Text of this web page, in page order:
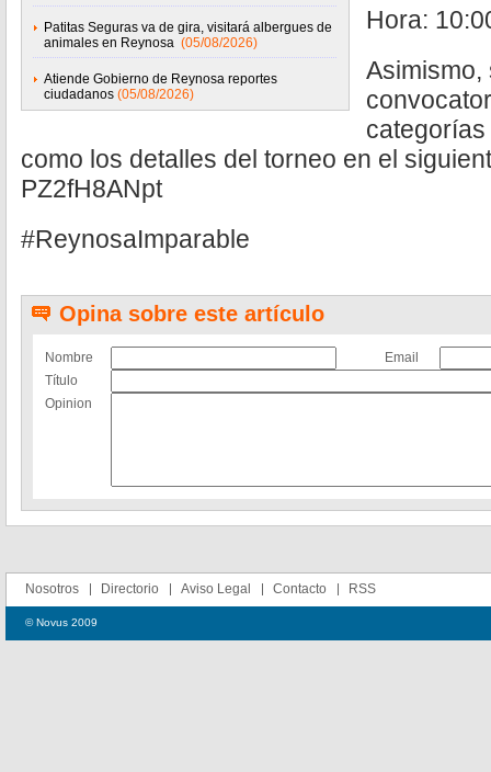
Patitas Seguras va de gira, visitará albergues de
animales en Reynosa (05/08/2026)
Atiende Gobierno de Reynosa reportes
ciudadanos (05/08/2026)
Hora:
Asimismo,
como los detalles del torneo en el
PZ2fH8ANpt
#ReynosaImparable
Opina sobre este artículo
Nombre
Email
Título
Opinion
Nosotros Directorio Aviso Legal Contacto RSS
© Novus 2009